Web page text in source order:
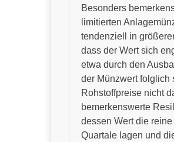
Besonders
limitierten
tendenziell in
dass der Wert sich
etwa durch den
der Münzwert folglich
Rohstoffpreise nicht
bemerkenswerte
dessen Wert die
Quartale lagen und